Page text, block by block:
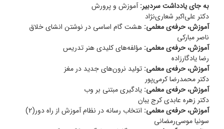
به جای یادداشت سردبیر:آموزش و پرورش
دکتر علی‌اکبر شعاری‌نژاد
آموزش، حرفه‌ی معلمی: هشت گام اساسی در نوشتن انشای خلاق
ناصر مبارکی
آموزش، حرفه‌ی معلمی: مؤلفه‌های کلیدی هنر تدریس
رضا یادگارزاده
آموزش، حرفه‌ی معلمی: تولید نرون‌های جدید در مغز
دکتر محمدرضا کرمی‌پور
آموزش، حرفه‌ی معلمی: یادگیری مبتنی بر وب
دکتر زهره عابدی کرج یبان
آموزش، حرفه‌ی معلمی: انتخاب رسانه در نظام آموزش از راه دور(2)
سونیا موسی‌رمضانی